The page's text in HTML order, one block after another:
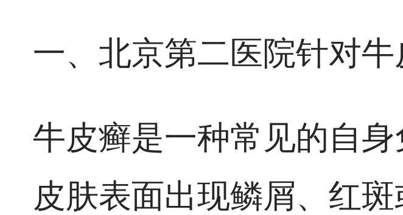
一、北京第二医院针对
牛皮癣是一种常见的自
皮肤表面出现鳞屑、红